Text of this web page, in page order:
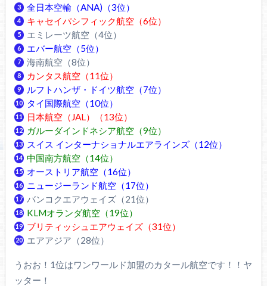
全日本空輸（ANA)（3位）
キャセイパシフィック航空（6位）
エミレーツ航空（4位）
エバー航空（5位）
海南航空（8位）
カンタス航空（11位）
ルフトハンザ・ドイツ航空（7位）
タイ国際航空（10位）
日本航空（JAL）（13位）
ガルーダインドネシア航空（9位）
スイス インターナショナルエアラインズ（12位）
中国南方航空（14位）
オーストリア航空（16位）
ニュージーランド航空（17位）
バンコクエアウェイズ（21位）
KLMオランダ航空（19位）
ブリティッシュエアウェイズ（31位）
エアアジア（28位）
うおお！1位はワンワールド加盟のカタール航空です！！ヤ
ッター！